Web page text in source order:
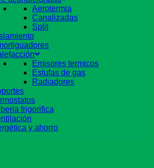
Aerotermia
Canalizadas
Split
Emisores termicos
Estufas de gas
Radiadores
frigorifica
y ahorro